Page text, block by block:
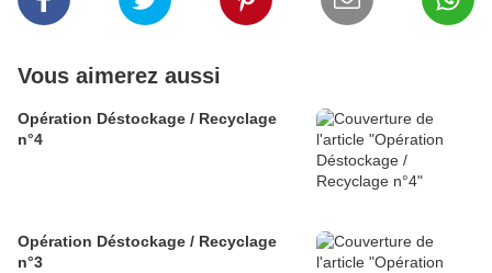
Vous aimerez aussi
Opération Déstockage / Recyclage
n°4
Opération Déstockage / Recyclage
n°3